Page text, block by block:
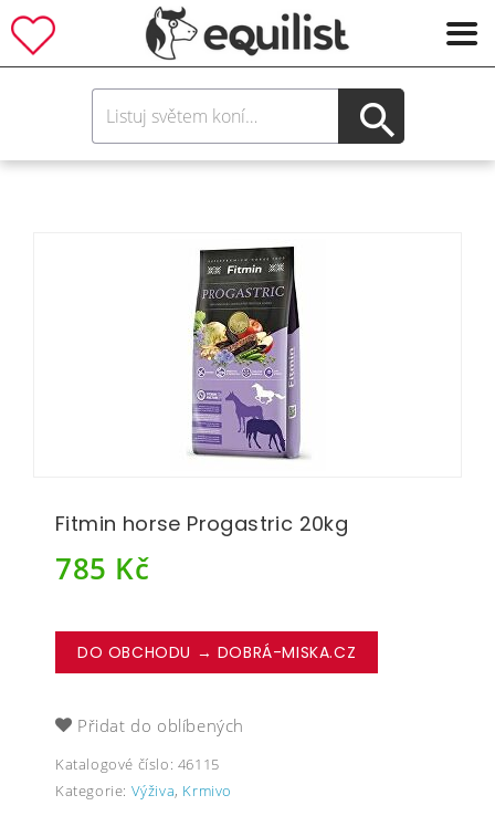
Fitmin horse Progastric 20kg
785 Kč
DO OBCHODU → DOBRÁ-MISKA.CZ
Přidat do oblíbených
Katalogové číslo: 46115
Kategorie: Výživa, Krmivo